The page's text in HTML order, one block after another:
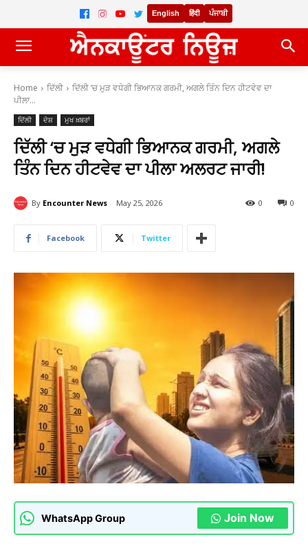
English हिंदी ਪੰਜਾਬੀ
Home ਦਿੱਲੀ
ਦਿੱਲੀ ‘ਚ ਮੁੜ ਵਧੇਗੀ ਭਿਆਨਕ ਗਰਮੀ, ਅਗਲੇ ਤਿੰਨ ਦਿਨ ਹੀਟਵੇਵ ਦਾ
ਪੀਲਾ...
ਦਿੱਲੀ ਦੇਸ਼ ਮੁਖ ਖ਼ਬਰਾਂ
ਦਿੱਲੀ ‘ਚ ਮੁੜ ਵਧੇਗੀ ਭਿਆਨਕ ਗਰਮੀ, ਅਗਲੇ
ਤਿੰਨ ਦਿਨ ਹੀਟਵੇਵ ਦਾ ਪੀਲਾ ਅਲਰਟ ਜਾਰੀ!
By Encounter News May 25, 2026 0
0
Facebook Twitter
WhatsApp Group Join Now